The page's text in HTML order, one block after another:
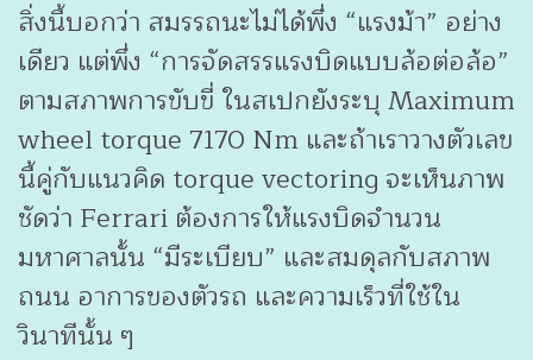
สิ่งนี้บอกว่า สมรรถนะไม่ได้พึ่ง “แรงม้า” อย่าง
เดียว แต่พึ่ง “การจัดสรรแรงบิดแบบล้อต่อล้อ”
ตามสภาพการขับขี่ ในสเปกยังระบุ Maximum
wheel torque 7170 Nm และถ้าเราวางตัวเลข
นี้คู่กับแนวคิด torque vectoring จะเห็นภาพ
ชัดว่า Ferrari ต้องการให้แรงบิดจำนวน
มหาศาลนั้น “มีระเบียบ” และสมดุลกับสภาพ
ถนน อาการของตัวรถ และความเร็วที่ใช้ใน
วินาทีนั้น ๆ